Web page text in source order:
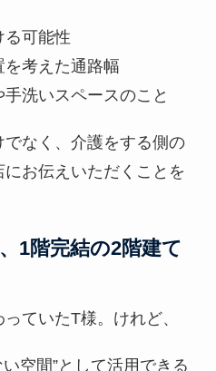
る可能性
を考えた通路幅
洗いスペースのこと
なく、介護をする側の
お伝えいただくことを
1階完結の2階建て
ていたT様。けれど、
空間”として活用できる